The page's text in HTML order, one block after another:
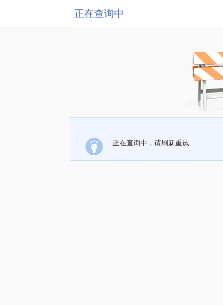
正在查询中
正在查询中，请刷新重试